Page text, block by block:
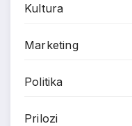
Kultura
Marketing
Politika
Prilozi